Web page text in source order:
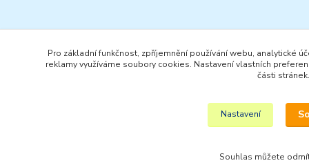
Pro základní funkčnost, zpříjemnění používání webu, analytické
reklamy využíváme soubory cookies. Nastavení vlastních
části
Nastavení
Souhlas můžete